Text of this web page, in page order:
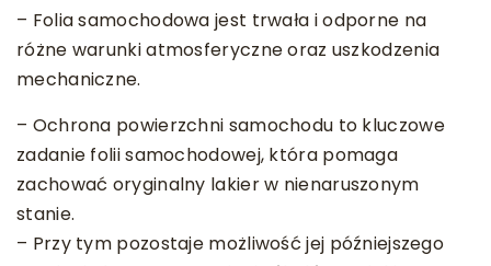
– Folia samochodowa jest trwała i odporne na
różne warunki atmosferyczne oraz uszkodzenia
mechaniczne.
– Ochrona powierzchni samochodu to kluczowe
zadanie folii samochodowej, która pomaga
zachować oryginalny lakier w nienaruszonym
stanie.
– Przy tym pozostaje możliwość jej późniejszego